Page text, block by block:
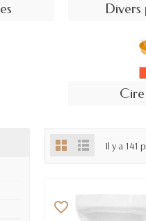
Divers
Il y a 141
favorite_border